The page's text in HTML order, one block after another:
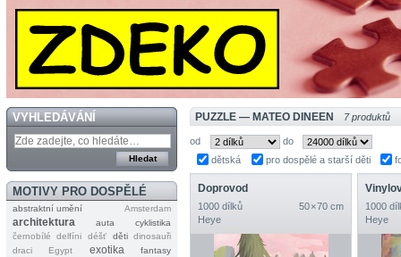
VYHLEDÁVÁNÍ
MOTIVY PRO DOSPĚLÉ
abstraktní umění Amsterdam
architektura auta
cyklistika
černobílé
delfíni déšť děti dinosauři
draci
Egypt exotika
fantasy
PUZZLE — MATEO DINEEN 7 produktů
od
do
dětská
pro dospělé a starší děti
Doprovod
1000 dílků
50 × 70 cm
Heye
1000
Heye